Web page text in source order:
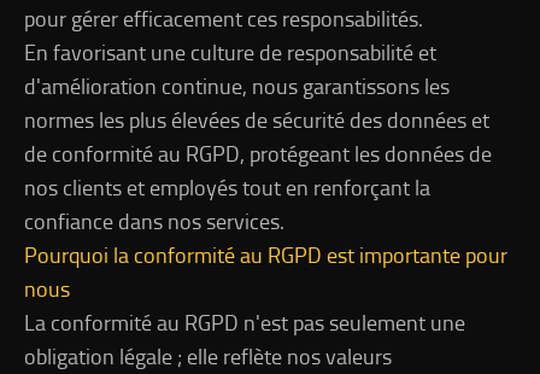
pour gérer efficacement ces responsabilités.
En favorisant une culture de responsabilité et
d'amélioration continue, nous garantissons les
normes les plus élevées de sécurité des données et
de conformité au RGPD, protégeant les données de
nos clients et employés tout en renforçant la
confiance dans nos services.
Pourquoi la conformité au RGPD est importante pour
nous
La conformité au RGPD n'est pas seulement une
obligation légale ; elle reflète nos valeurs